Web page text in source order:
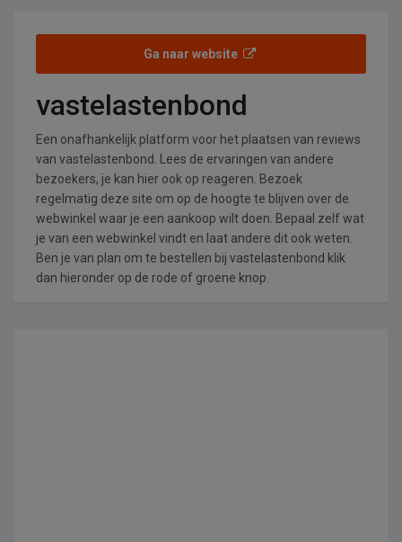
Ga naar website
vastelastenbond
Een onafhankelijk platform voor het plaatsen van reviews
van vastelastenbond. Lees de ervaringen van andere
bezoekers, je kan hier ook op reageren. Bezoek
regelmatig deze site om op de hoogte te blijven over de
webwinkel waar je een aankoop wilt doen. Bepaal zelf wat
je van een webwinkel vindt en laat andere dit ook weten.
Ben je van plan om te bestellen bij vastelastenbond klik
dan hieronder op de rode of groene knop.